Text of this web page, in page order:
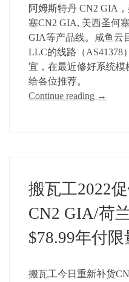
阿姆斯特丹 CN2 GIA
塞CN2 GIA, 美西圣何
GIA等产品线。咸鱼云
LLC的线路（AS41378
宜，在最近修好系统
给各位推荐。
Continue reading →
搬瓦工2022
CN2 GIA/荷
$78.99年付限
搬瓦工今日重新补货